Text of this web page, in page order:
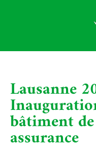
Lausanne
bâtiment
assurance